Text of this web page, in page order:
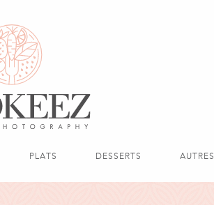
PLATS DESSERTS AUTRES